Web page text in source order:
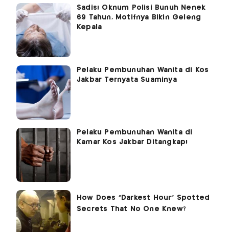
Sadis! Oknum Polisi Bunuh Nenek
69 Tahun, Motifnya Bikin Geleng
Kepala
Pelaku Pembunuhan Wanita di Kos
Jakbar Ternyata Suaminya
Pelaku Pembunuhan Wanita di
Kamar Kos Jakbar Ditangkap!